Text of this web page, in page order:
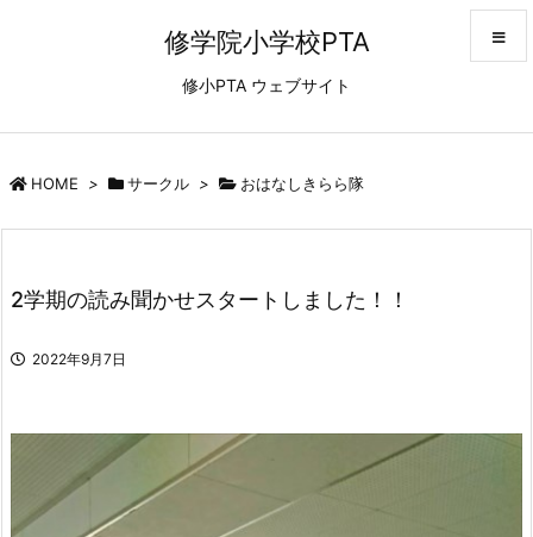
修学院小学校PTA
修小PTA ウェブサイト
HOME > サークル > おはなしきらら隊
2学期の読み聞かせスタートしました！！
2022年9月7日